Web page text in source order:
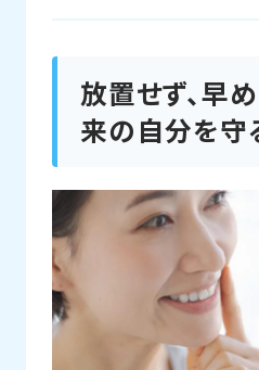
放置せず、早
来の自分を守